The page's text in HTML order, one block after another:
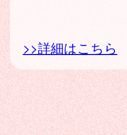
>>詳細はこちら